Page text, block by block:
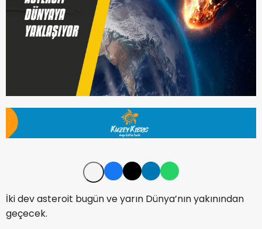
İki dev asteroit bugün ve yarın Dünya’nın yakınından
geçecek.